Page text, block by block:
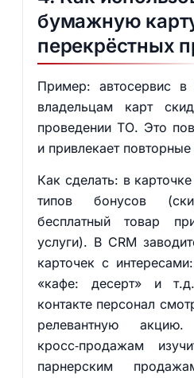
бумажную
перекрёстных
Пример: автосервис в
владельцам карт
проведении ТО. Это
и привлекает повторные
Как сделать: в
типов бонусов
бесплатный товар
услуги). В CRM
карточек с
«кафе: десерт» и
контакте персонал
релевантную
кросс‑продажам
парнерским